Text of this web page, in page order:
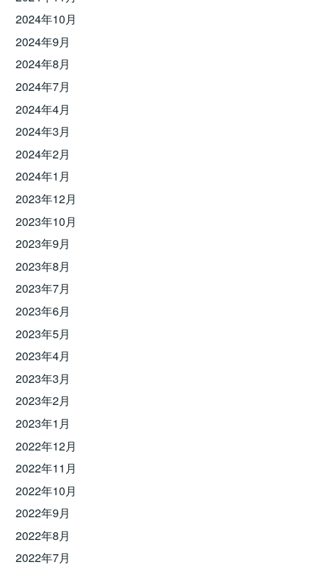
2024年10月
2024年9月
2024年8月
2024年7月
2024年4月
2024年3月
2024年2月
2024年1月
2023年12月
2023年10月
2023年9月
2023年8月
2023年7月
2023年6月
2023年5月
2023年4月
2023年3月
2023年2月
2023年1月
2022年12月
2022年11月
2022年10月
2022年9月
2022年8月
2022年7月